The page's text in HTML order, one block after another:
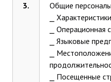
3.
Общие
⎯
⎯ Операционная
⎯ Языковые
⎯
⎯ Посещенные